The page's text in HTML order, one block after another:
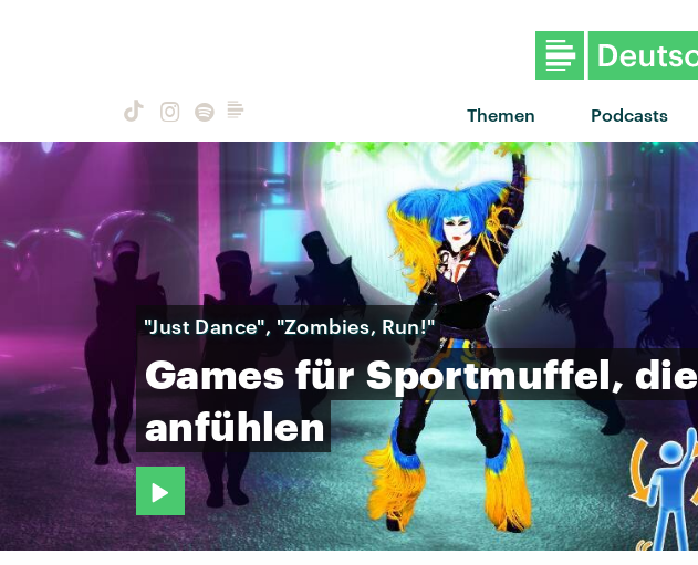
Themen Podcasts
"Just Dance", "Zombies, Run!"
Games für Sportmuffel, die
anfühlen